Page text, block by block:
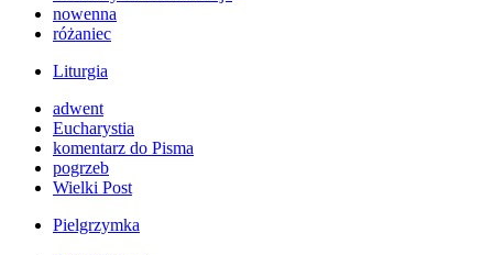
nowenna
różaniec
Liturgia
adwent
Eucharystia
komentarz do Pisma
pogrzeb
Wielki Post
Pielgrzymka